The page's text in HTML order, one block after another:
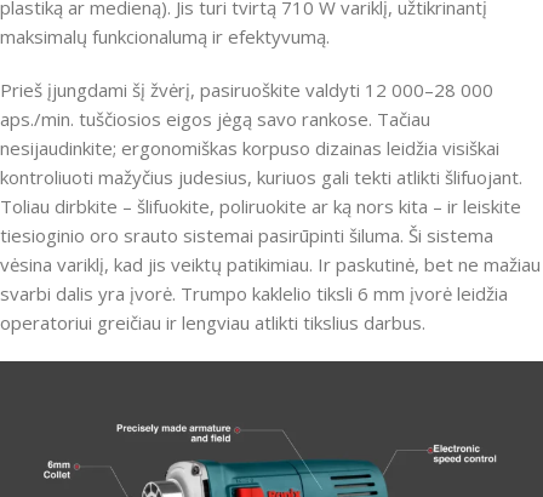
plastiką ar medieną). Jis turi tvirtą 710 W variklį, užtikrinantį
maksimalų funkcionalumą ir efektyvumą.
Prieš įjungdami šį žvėrį, pasiruoškite valdyti 12 000–28 000
aps./min. tuščiosios eigos jėgą savo rankose. Tačiau
nesijaudinkite; ergonomiškas korpuso dizainas leidžia visiškai
kontroliuoti mažyčius judesius, kuriuos gali tekti atlikti šlifuojant.
Toliau dirbkite – šlifuokite, poliruokite ar ką nors kita – ir leiskite
tiesioginio oro srauto sistemai pasirūpinti šiluma. Ši sistema
vėsina variklį, kad jis veiktų patikimiau. Ir paskutinė, bet ne mažiau
svarbi dalis yra įvorė. Trumpo kaklelio tiksli 6 mm įvorė leidžia
operatoriui greičiau ir lengviau atlikti tikslius darbus.